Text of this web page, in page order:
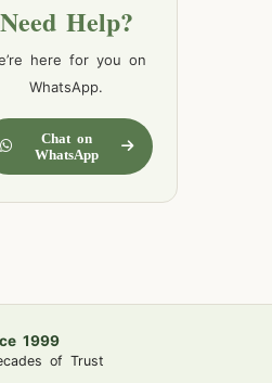
Need Help?
here for you on
WhatsApp.
Chat on
WhatsApp
1999
of Trust